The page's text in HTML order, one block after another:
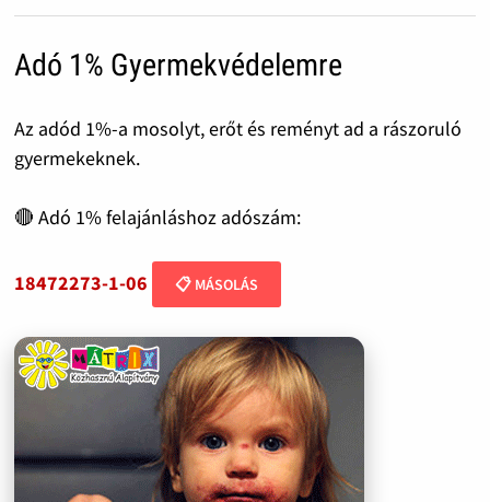
Adó 1% Gyermekvédelemre
Az adód 1%-a mosolyt, erőt és reményt ad a rászoruló
gyermekeknek.
🔴 Adó 1% felajánláshoz adószám:
18472273-1-06 📋 MÁSOLÁS